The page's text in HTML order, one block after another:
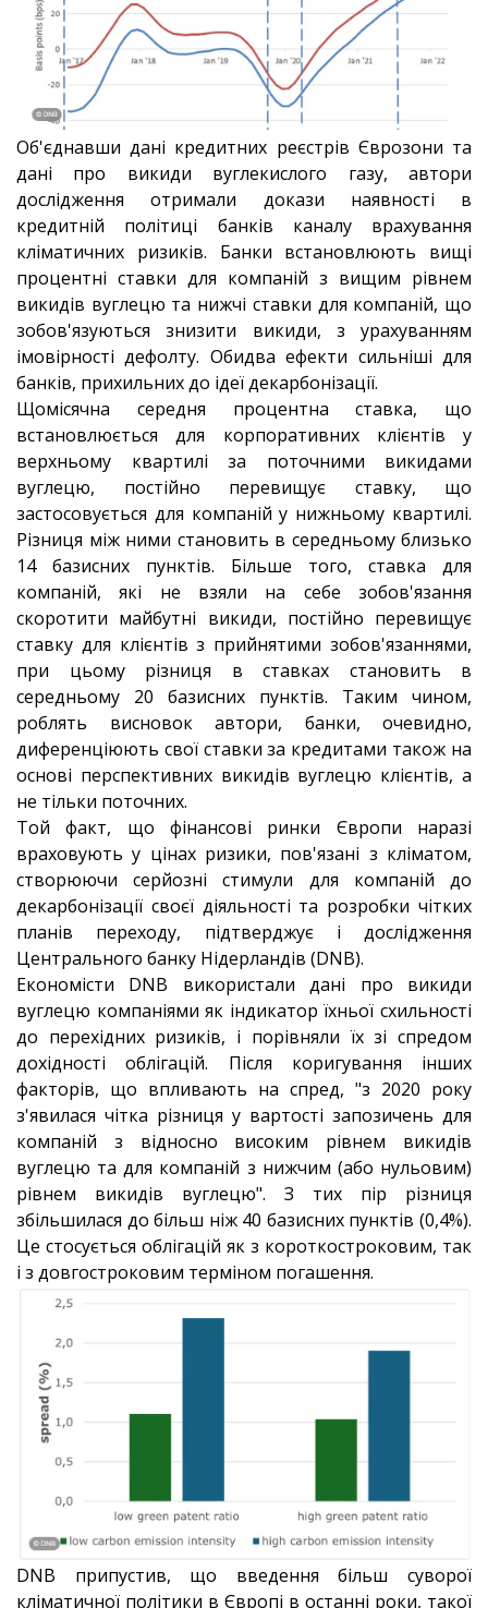
Об'єднавши дані кредитних реєстрів Єврозони та
дані про викиди вуглекислого газу, автори
дослідження отримали докази наявності в
кредитній політиці банків каналу врахування
кліматичних ризиків. Банки встановлюють вищі
процентні ставки для компаній з вищим рівнем
викидів вуглецю та нижчі ставки для компаній, що
зобов'язуються знизити викиди, з урахуванням
імовірності дефолту. Обидва ефекти сильніші для
банків, прихильних до ідеї декарбонізації.
Щомісячна середня процентна ставка, що
встановлюється для корпоративних клієнтів у
верхньому квартилі за поточними викидами
вуглецю, постійно перевищує ставку, що
застосовується для компаній у нижньому квартилі.
Різниця між ними становить в середньому близько
14 базисних пунктів. Більше того, ставка для
компаній, які не взяли на себе зобов'язання
скоротити майбутні викиди, постійно перевищує
ставку для клієнтів з прийнятими зобов'язаннями,
при цьому різниця в ставках становить в
середньому 20 базисних пунктів. Таким чином,
роблять висновок автори, банки, очевидно,
диференціюють свої ставки за кредитами також на
основі перспективних викидів вуглецю клієнтів, а
не тільки поточних.
Той факт, що фінансові ринки Європи наразі
враховують у цінах ризики, пов'язані з кліматом,
створюючи серйозні стимули для компаній до
декарбонізації своєї діяльності та розробки чітких
планів переходу, підтверджує і дослідження
Центрального банку Нідерландів (DNB).
Економісти DNB використали дані про викиди
вуглецю компаніями як індикатор їхньої схильності
до перехідних ризиків, і порівняли їх зі спредом
дохідності облігацій. Після коригування інших
факторів, що впливають на спред, "з 2020 року
з'явилася чітка різниця у вартості запозичень для
компаній з відносно високим рівнем викидів
вуглецю та для компаній з нижчим (або нульовим)
рівнем викидів вуглецю". З тих пір різниця
збільшилася до більш ніж 40 базисних пунктів (0,4%).
Це стосується облігацій як з короткостроковим, так
і з довгостроковим терміном погашення.
DNB припустив, що введення більш суворої
кліматичної політики в Європі в останні роки, такої